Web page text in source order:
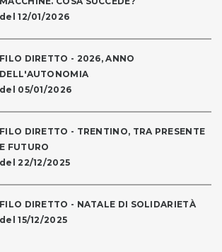
del 12/01/2026
FILO DIRETTO - 2026, ANNO
DELL'AUTONOMIA
del 05/01/2026
FILO DIRETTO - TRENTINO, TRA PRESENTE
E FUTURO
del 22/12/2025
FILO DIRETTO - NATALE DI SOLIDARIETÀ
del 15/12/2025